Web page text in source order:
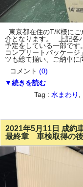
東京都在住のT/K様に
介となります。 上記各
予定をしている一部で
コンプリートパッケー
ツも総て揃い、ご納車
コメント (0)
▼続きを読む
Tag : 水まわり
2021年5月11日 成約
最終章 車検取得の後